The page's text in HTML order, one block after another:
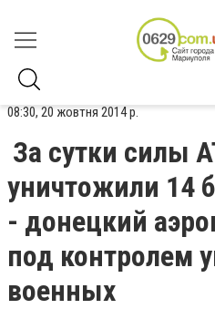
08:30, 20 жовтня 2014 р.
За сутки силы
уничтожили 14
- донецкий
под контролем
военных